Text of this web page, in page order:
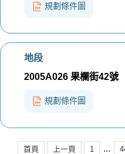
規劃條件圖
地段
2005A026 果欄街42號
規劃條件圖
首頁 上一頁 1 ...